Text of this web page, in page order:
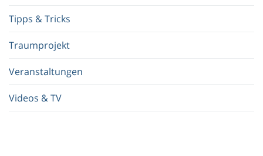
Tipps & Tricks
Traumprojekt
Veranstaltungen
Videos & TV